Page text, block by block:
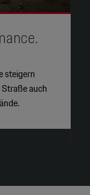
steigern
auch